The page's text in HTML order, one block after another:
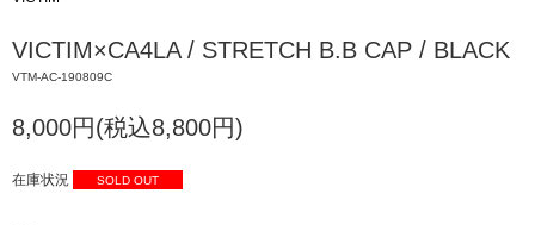
VICTIM×CA4LA / STRETCH B.B CAP / BLACK
VTM-AC-190809C
8,000円(税込8,800円)
在庫状況 SOLD OUT